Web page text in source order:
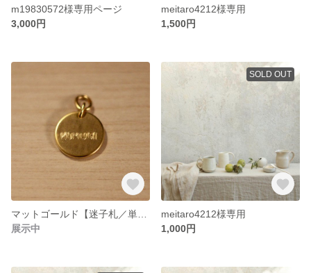
m19830572様専用ページ
3,000円
meitaro4212様専用
1,500円
展示中
SOLD OUT
meitaro4212様専用
1,000円